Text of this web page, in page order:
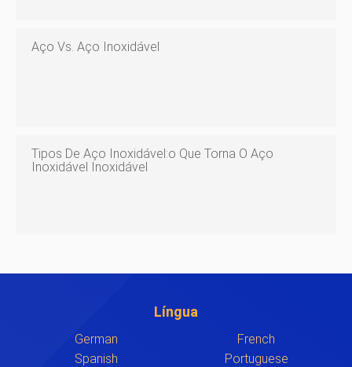
Aço Vs. Aço Inoxidável
Tipos De Aço Inoxidável:o Que Torna O Aço
Inoxidável Inoxidável
Língua
German
French
Spanish
Portuguese